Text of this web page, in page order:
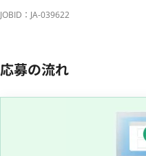
JOBID：JA-039622
応募の流れ